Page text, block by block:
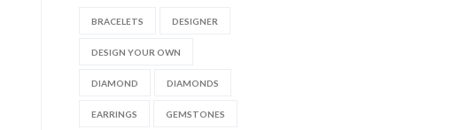
BRACELETS DESIGNER
DESIGN YOUR OWN
DIAMOND DIAMONDS
EARRINGS GEMSTONES